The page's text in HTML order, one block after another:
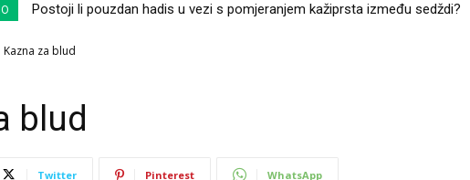
Postoji li pouzdan hadis u vezi s pomjeranjem kažiprsta između sedždi?
Kazna za blud
blud
Twitter Pinterest WhatsApp